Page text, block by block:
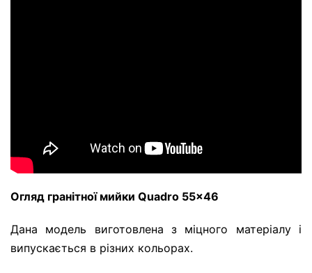
Огляд гранітної мийки Quadro 55x46
Дана модель виготовлена з міцного матеріалу і
випускається в різних кольорах.